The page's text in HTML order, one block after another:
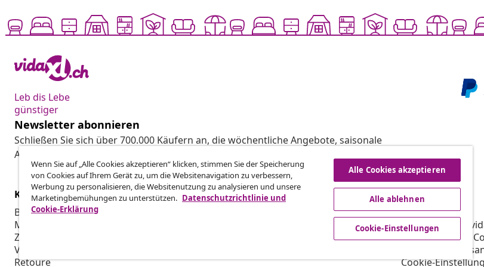
Leb dis Lebe
günstiger
Newsletter abonnieren
Schließen Sie sich über 700.000 Käufern an, die wöchentliche Angebote, saisonale
Aktionen und Neuheiten von vidaXL erhalten.
Kundenservice
Bestellung verfolgen
Mein Konto
Zahlung
Versand & Lieferung
Retoure
Business
vidaXL
Über vidaXL
AGB Verkäufer
Datenschutz- &
Priorisierte
Cookie-
Wenn Sie auf „Alle Cookies akzeptieren“ klicken, stimmen Sie der Speicherung
von Cookies auf Ihrem Gerät zu, um die Websitenavigation zu verbessern,
Werbung zu personalisieren, die Websitenutzung zu analysieren und unsere
Marketingbemühungen zu unterstützen. Datenschutzrichtlinie und
Cookie-Erklärung
Alle Cookies akzeptieren
Alle ablehnen
Cookie-Einstellungen